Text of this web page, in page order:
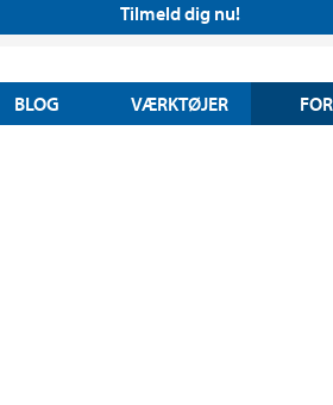
Tilmeld dig nu!
BLOG VÆRKTØJER